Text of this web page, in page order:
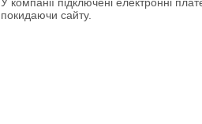
У компанії підключені електронні
покидаючи сайту.